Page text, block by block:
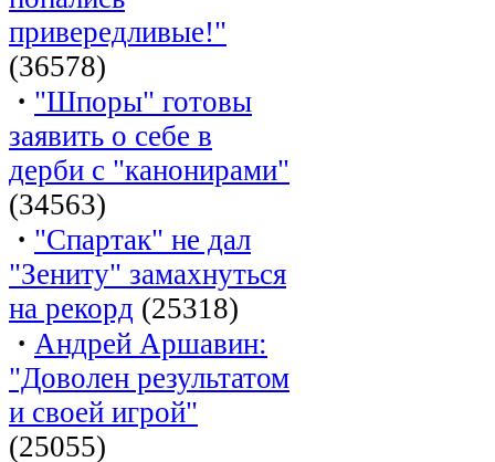
привередливые!"
(36578)
· "Шпоры" готовы
заявить о себе в
дерби с "канонирами"
(34563)
· "Спартак" не дал
"Зениту" замахнуться
на рекорд (25318)
· Андрей Аршавин:
"Доволен результатом
и своей игрой"
(25055)